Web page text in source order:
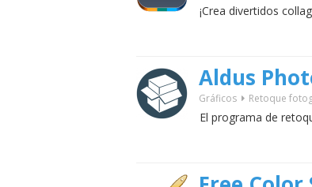
¡Crea divertidos
Aldus
Gráficos Retoque
El programa de